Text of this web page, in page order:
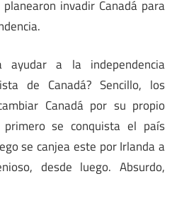
invadir Canadá para
ayudar a la independencia
de Canadá? Sencillo, los
Canadá por su propio
se conquista el país
se canjea este por Irlanda a
desde luego. Absurdo,